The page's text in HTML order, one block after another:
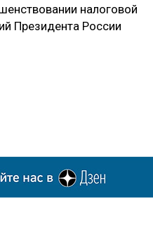
налоговой
Президента России